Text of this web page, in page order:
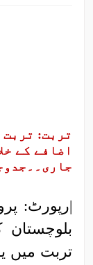
تربت:
اضافے کے
|رپورٹ:
تربت میں